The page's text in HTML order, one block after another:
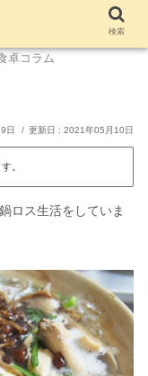
卓コラム
日 2021年05月10日
。
ロス生活をしていま
検索